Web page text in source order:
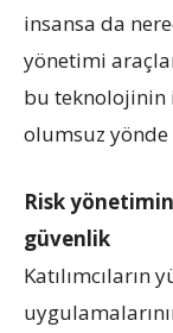
insansa da
yönetimi
bu teknolojinin
olumsuz
Risk
güvenlik
Katılımcıların